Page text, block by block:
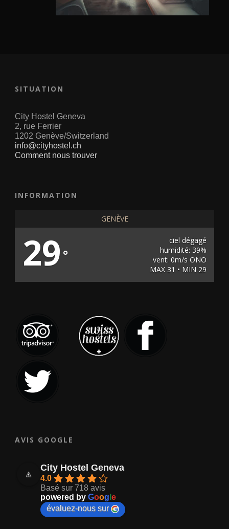
SITUATION
City Hostel Geneva
2, rue Ferrier
1202 Genève/Switzerland
info@cityhostel.ch
Comment nous trouver
INFORMATION
GENÈVE
29 °
ciel dégagé
humidité: 39%
vent: 0m/s ONO
MAX 31 • MIN 29
AVIS GOOGLE
City Hostel Geneva
4.0
Basé sur 718 avis
powered by Goog e
évaluez-nous sur